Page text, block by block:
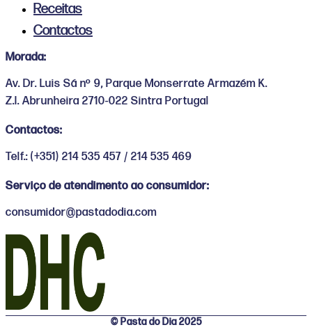
Receitas
Contactos
Morada:
Av. Dr. Luis Sá nº 9, Parque Monserrate Armazém K.
Z.I. Abrunheira 2710-022 Sintra Portugal
Contactos:
Telf.: (+351) 214 535 457 / 214 535 469
Serviço de atendimento ao consumidor:
consumidor@pastadodia.com
© Pasta do Dia 2025